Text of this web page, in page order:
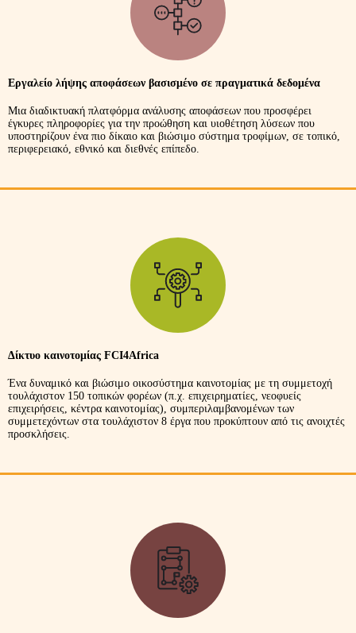
Εργαλείο λήψης αποφάσεων βασισμένο σε πραγματικά δεδομένα
Μια διαδικτυακή πλατφόρμα ανάλυσης αποφάσεων που προσφέρει
έγκυρες πληροφορίες για την προώθηση και υιοθέτηση λύσεων που
υποστηρίζουν ένα πιο δίκαιο και βιώσιμο σύστημα τροφίμων, σε τοπικό,
περιφερειακό, εθνικό και διεθνές επίπεδο.
Δίκτυο καινοτομίας FCI4Africa
Ένα δυναμικό και βιώσιμο οικοσύστημα καινοτομίας με τη συμμετοχή
τουλάχιστον 150 τοπικών φορέων (π.χ. επιχειρηματίες, νεοφυείς
επιχειρήσεις, κέντρα καινοτομίας), συμπεριλαμβανομένων των
συμμετεχόντων στα τουλάχιστον 8 έργα που προκύπτουν από τις ανοιχτές
προσκλήσεις.